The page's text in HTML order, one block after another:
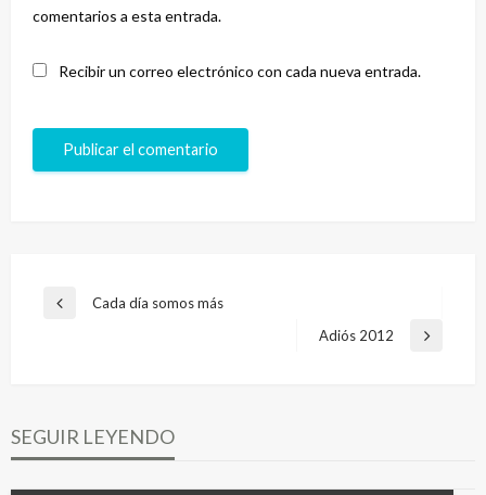
comentarios a esta entrada.
Recibir un correo electrónico con cada nueva entrada.
Navegación
Entrada
Cada día somos más
Entrada
Adiós 2012
SEGUIR LEYENDO